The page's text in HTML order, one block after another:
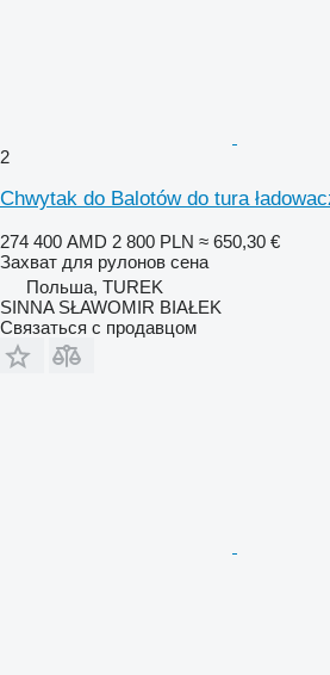
2
Chwytak do Balotów do tura
274 400 AMD 2 800 PLN ≈ 650,30 €
Захват для рулонов сена
Польша, TUREK
SINNA SŁAWOMIR BIAŁEK
Связаться с продавцом